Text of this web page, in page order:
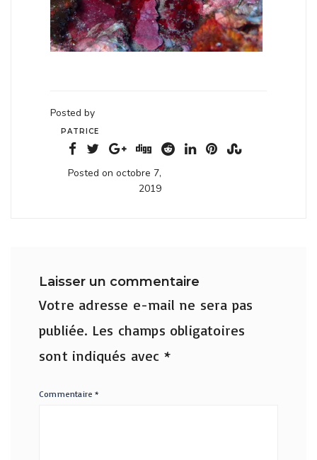
Posted by
PATRICE
Posted on octobre 7,
2019
Laisser un commentaire
Votre adresse e-mail ne sera pas
publiée. Les champs obligatoires
sont indiqués avec *
Commentaire*